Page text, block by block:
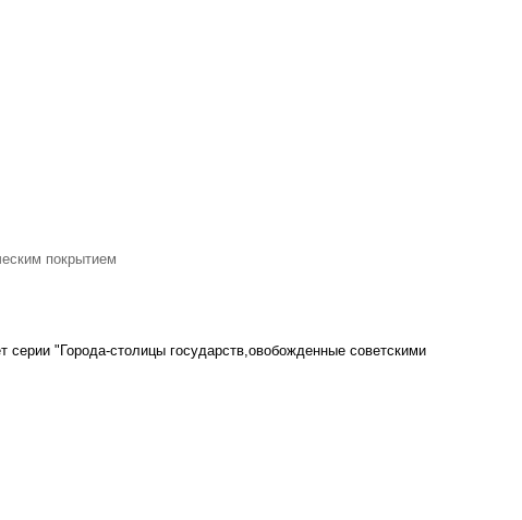
покрытием
"Города-столицы государств,овобожденные советскими